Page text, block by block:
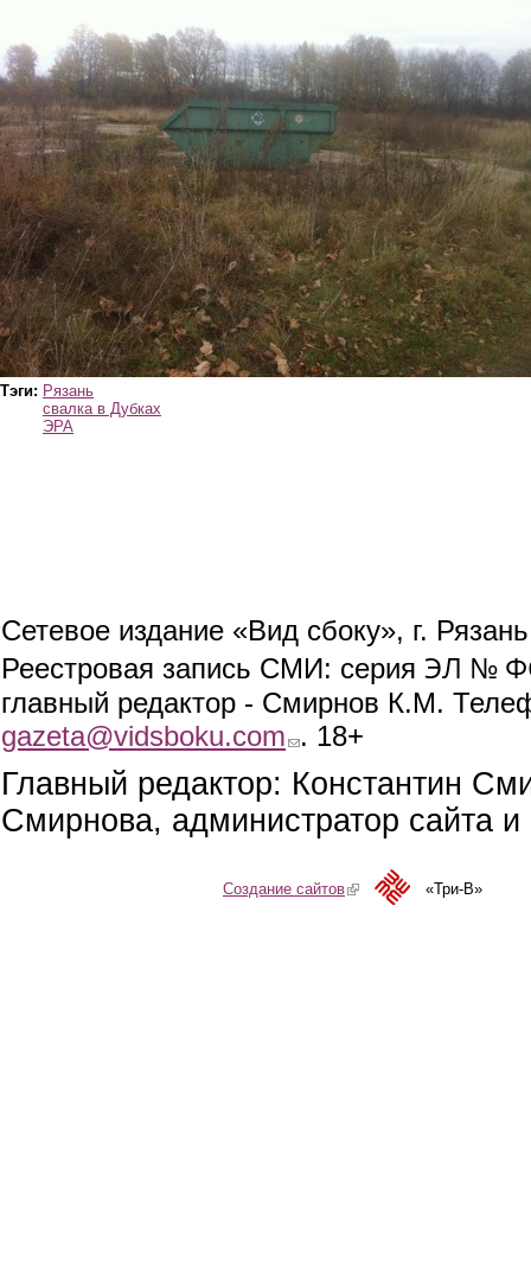
Тэги: Рязань
свалка в Дубках
ЭРА
Сетевое издание «Вид сбоку», г.
Реестровая запись СМИ: серия ЭЛ №
главный редактор - Смирнов К.М.
gazeta@vidsboku.com (link sends e-mail)
. 18+
Главный редактор: Константин
Смирнова, администратор сайта
Создание сайтов(link is external)«Три-В»